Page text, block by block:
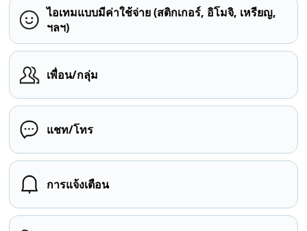
ไอเทมแบบมีค่าใช้จ่าย (สติกเกอร์, อิโมจิ, เหรียญ,
ฯลฯ)
เพื่อน/กลุ่ม
แชท/โทร
การแจ้งเตือน